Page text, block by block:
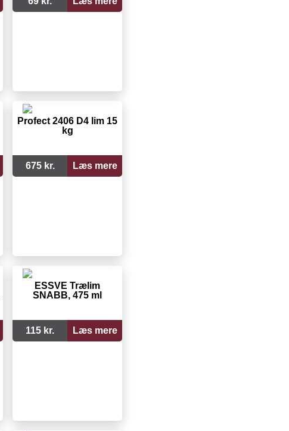
Profect 2406 D4 lim 15
kg
675 kr. Læs mere
ESSVE Trælim
SNABB, 475 ml
115 kr. Læs mere